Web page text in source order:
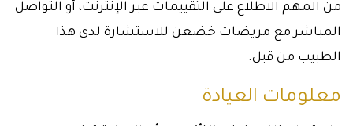
من المهم الاطلاع على التقييمات عبر الإنترنت، أو التواصل
المباشر مع مريضات خضعن للاستشارة لدى هذا
الطبيب من قبل.
معلومات العيادة